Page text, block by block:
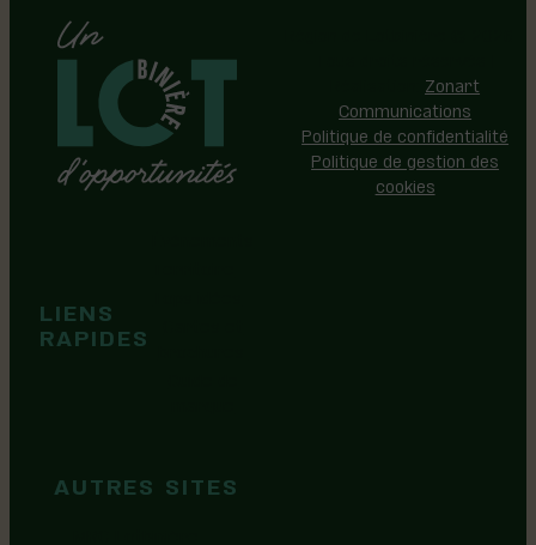
LIENS
Tous droits réservés |
Réalisation:Zonart
Communications
Politique de confidentialité
Politique de gestion des